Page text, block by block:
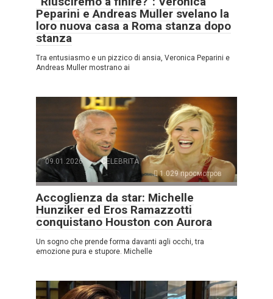
Peparini e Andreas Muller svelano la
loro nuova casa a Roma stanza dopo
stanza
Tra entusiasmo e un pizzico di ansia, Veronica Peparini e
Andreas Muller mostrano ai
09.01.2026
CELEBRITÀ
1.029 просмотров
Accoglienza da star: Michelle
Hunziker ed Eros Ramazzotti
conquistano Houston con Aurora
Un sogno che prende forma davanti agli occhi, tra
emozione pura e stupore. Michelle